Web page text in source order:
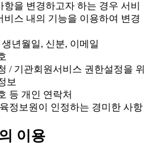
을 변경하고자 하는 경우 서비
비스 내의 기능을 이용하여 변경
년월일, 신분, 이메일
/ 기관회원서비스 권한설정을 위
보
등 개인 연락처
정보원이 인정하는 경미한 사항
이용